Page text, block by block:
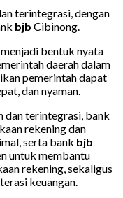
terintegrasi, dengan
bjb Cibinong.
bentuk nyata
daerah dalam
pemerintah dapat
dan nyaman.
dan terintegrasi, bank
rekening dan
serta bank bjb
untuk membantu
rekening, sekaligus
keuangan.